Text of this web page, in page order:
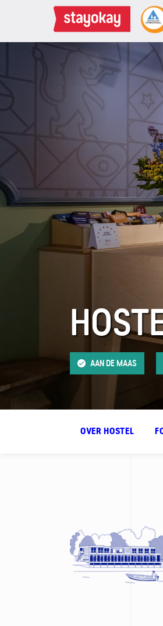
BESTEMMINGEN
MEETINGS
ACTIES
MEER
FAQ
Contact
AAN DE MAAS
OVER HOSTEL